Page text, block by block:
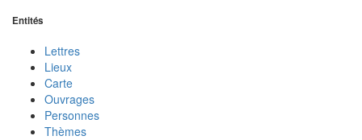
Entités
Lettres
Lieux
Carte
Ouvrages
Personnes
Thèmes